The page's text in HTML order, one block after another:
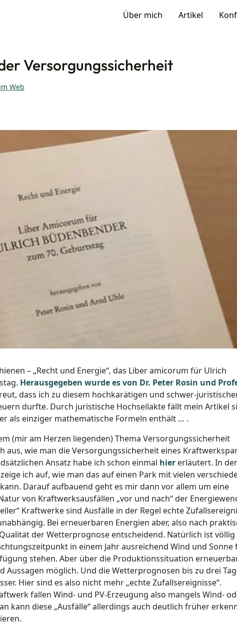
Über mich Artikel
Versorgungssicherheit
Web
– „Recht und Energie“, das Liber amicorum für Ulrich
Herausgegeben wurde es von Dr. Peter Rosin und
dass ich zu diesem hochkarätigen und schwer-
durfte. Durch juristische Hochseilakte fällt mein Artikel
als einziger mathematische Formeln enthält … .
(mir am Herzen liegenden) Thema Versorgungssicherheit
aus, wie man die Versorgungssicherheit eines
Ansatz habe ich schon einmal hiererläutert. In
ich auf, wie man das auf einen Park mit vielen
Darauf aufbauend geht es mir dann vor allem um eine
von Kraftwerksausfällen „vor und nach“ der
Kraftwerke sind Ausfälle in der Regel echte
Bei erneuerbaren Energien aber, also nach
der Wetterprognose entscheidend. Natürlich ist
in einem Jahr ausreichend Wind und Sonne
stehen. Aber über die Produktionssituation
Aussagen möglich. Und die Wetterprognosen bis zu drei
Hier sind es also nicht mehr „echte Zufallsereignisse“.
fallen Wind- und PV-Erzeugung also mangels Wind-
kann diese „Ausfälle“ allerdings auch deutlich früher